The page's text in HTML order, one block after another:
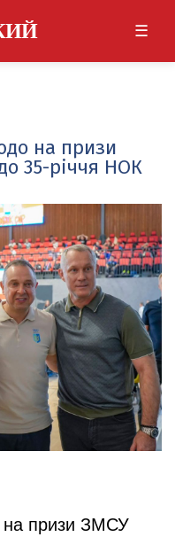
☰
на призи
35-річчя НОК
на призи ЗМСУ